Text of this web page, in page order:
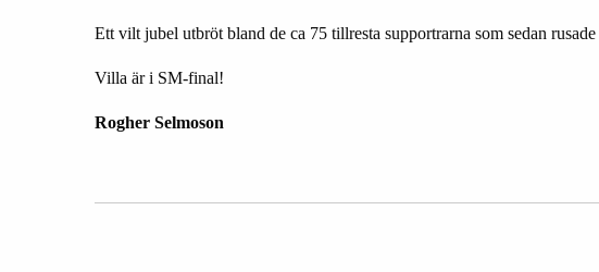
Ett vilt jubel utbröt bland de ca 75 tillresta supportrarna som sedan
Villa är i SM-final!
Rogher Selmoson